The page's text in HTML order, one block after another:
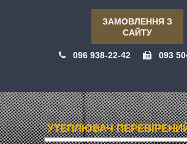
ЗАМОВЛЕННЯ З
САЙТУ
096 938-22-42 093
УТЕПЛЮВАЧ